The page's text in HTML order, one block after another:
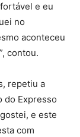
e eu
no
aconteceu
contou.
repetiu a
do Expresso
e este
com